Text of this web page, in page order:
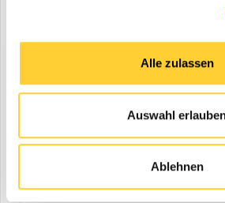
Alle zulassen
Auswahl
Ablehnen
Du kannst jetzt antworten und Dich später
Your post will require moderator
Antworte auf dieses Thema...